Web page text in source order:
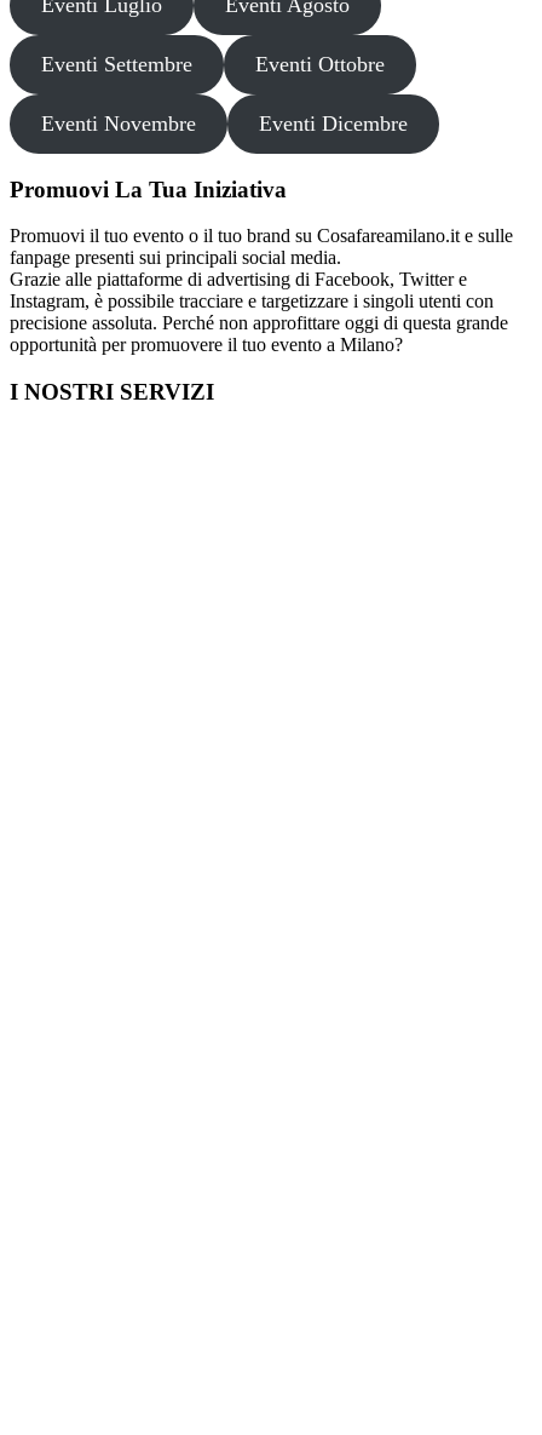
Eventi Luglio Eventi Agosto
Eventi Settembre Eventi Ottobre
Eventi Novembre Eventi Dicembre
Promuovi La Tua Iniziativa
Promuovi il tuo evento o il tuo brand su Cosafareamilano.it e sulle
fanpage presenti sui principali social media.
Grazie alle piattaforme di advertising di Facebook, Twitter e
Instagram, è possibile tracciare e targetizzare i singoli utenti con
precisione assoluta. Perché non approfittare oggi di questa grande
opportunità per promuovere il tuo evento a Milano?
I NOSTRI SERVIZI